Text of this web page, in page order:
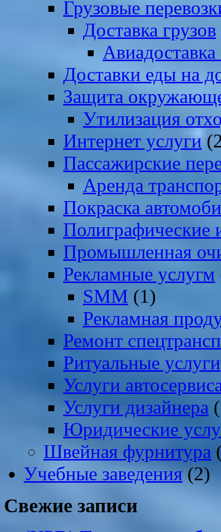
Грузовые
Доставка грузов
Доставки еды на
Защита
Утилизация
Интернет услуги
Пассажирские
Аренда
Покраска
Полиграфические
Промышленная
Рекламные услугм
SMM (1)
Рекламная
Ремонт
Ритуальные услуги
Услуги
Услуги дизайнера
Юридические
Швейная фурнитура
Учебные заведения(2)
Свежие записи